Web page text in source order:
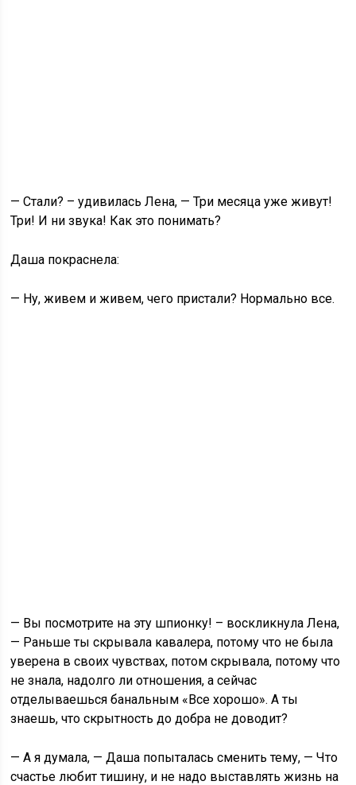
— Стали? – удивилась Лена, — Три месяца уже живут!
Три! И ни звука! Как это понимать?
Даша покраснела:
— Ну, живем и живем, чего пристали? Нормально все.
— Вы посмотрите на эту шпионку! – воскликнула Лена,
— Раньше ты скрывала кавалера, потому что не была
уверена в своих чувствах, потом скрывала, потому что
не знала, надолго ли отношения, а сейчас
отделываешься банальным «Все хорошо». А ты
знаешь, что скрытность до добра не доводит?
— А я думала, — Даша попыталась сменить тему, — Что
счастье любит тишину, и не надо выставлять жизнь на